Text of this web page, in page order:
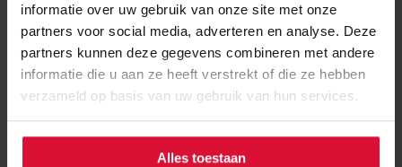
informatie over uw gebruik van onze site met onze
partners voor social media, adverteren en analyse. Deze
partners kunnen deze gegevens combineren met andere
informatie die u aan ze heeft verstrekt of die ze hebben
verzameld op basis van uw gebruik van hun services.
Alles toestaan
Met jouw hulp kunnen we mensen
met longkanker blijven helpen
Steun ons en doneer nu!